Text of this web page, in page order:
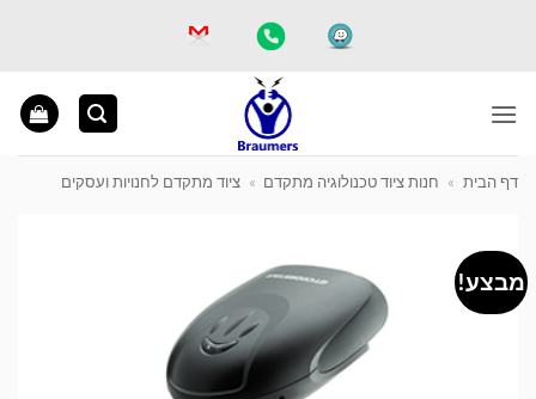
דף הבית » חנות ציוד טכנולוגיה מתקדם » ציוד מתקדם לחנויות ועסקים
מבצע!